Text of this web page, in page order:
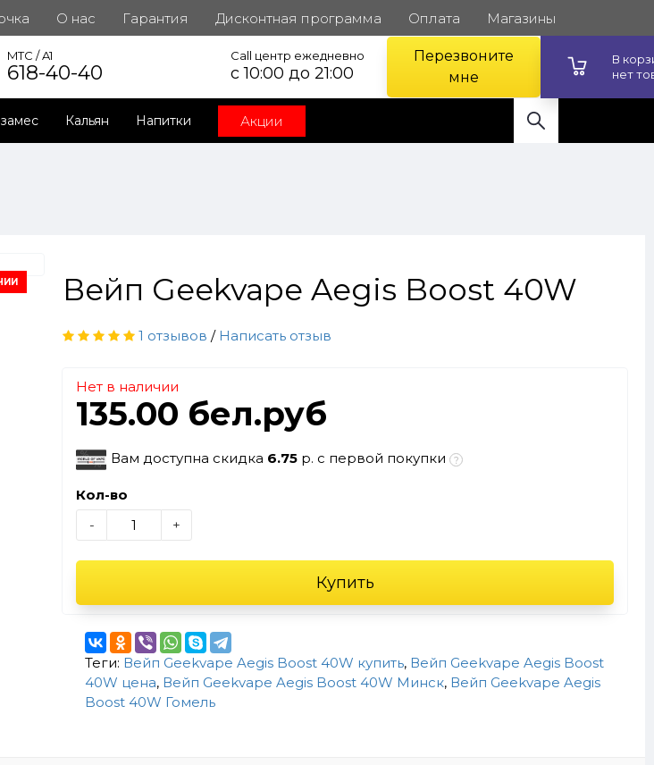
О нас Гарантия Дисконтная программа Оплата Магазины
MTC / A1
618-40-40
Call центр ежедневно
с 10:00 до 21:00
Перезвоните
мне
В
нет
Кальян Напитки Акции
Вейп Geekvape Aegis Boost 40W
1 отзывов / Написать отзыв
Нет в наличии
135.00 бел.руб
Вам доступна скидка 6.75 р. с первой покупки
Кол-во
-
+
Купить
Теги: Вейп Geekvape Aegis Boost 40W купить, Вейп Geekvape Aegis Boost
40W цена, Вейп Geekvape Aegis Boost 40W Минск, Вейп Geekvape Aegis
Boost 40W Гомель